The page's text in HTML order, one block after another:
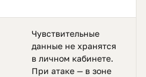
Чувствительные
данные не хранятся
в личном кабинете.
При атаке — в зоне